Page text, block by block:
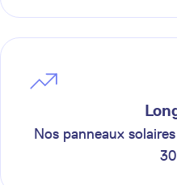
Nos panneaux